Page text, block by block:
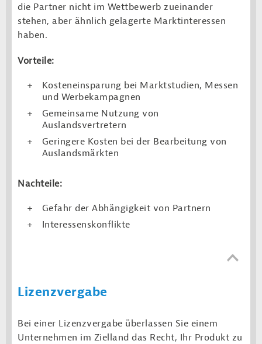
die Partner nicht im Wettbewerb zueinander
stehen, aber ähnlich gelagerte Marktinteressen
haben.
Vorteile:
Kosteneinsparung bei Marktstudien, Messen
und Werbekampagnen
Gemeinsame Nutzung von
Auslandsvertretern
Geringere Kosten bei der Bearbeitung von
Auslandsmärkten
Nachteile:
Gefahr der Abhängigkeit von Partnern
Interessenskonflikte
Lizenzvergabe
Bei einer Lizenzvergabe überlassen Sie einem
Unternehmen im Zielland das Recht, Ihr Produkt zu